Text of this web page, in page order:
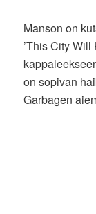
Manson on
’This City
on sopivan
Garbagen